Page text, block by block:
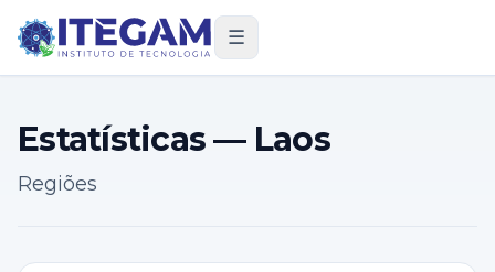
☰
Estatísticas — Laos
Regiões